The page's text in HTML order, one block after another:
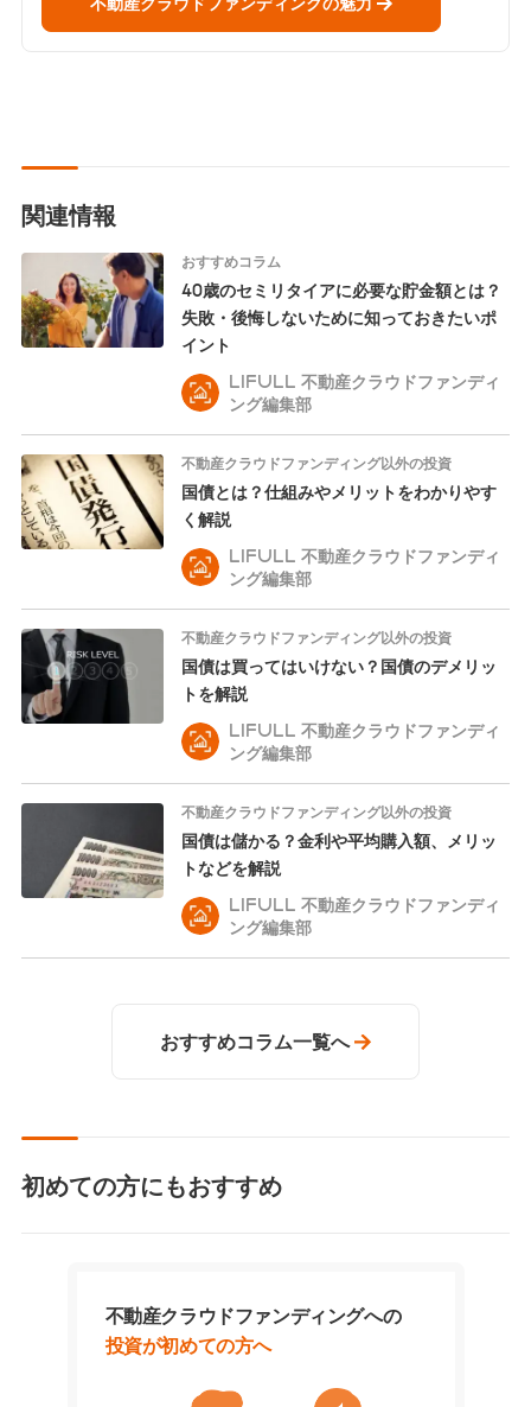
関連情報
おすすめコラム
40歳のセミリタイアに必要な貯金額とは？
失敗・後悔しないために知っておきたいポ
イント
LIFULL 不動産クラウドファンディ
ング編集部
不動産クラウドファンディング以外の投資
国債とは？仕組みやメリットをわかりやす
く解説
LIFULL 不動産クラウドファンディ
ング編集部
不動産クラウドファンディング以外の投資
国債は買ってはいけない？国債のデメリッ
トを解説
LIFULL 不動産クラウドファンディ
ング編集部
不動産クラウドファンディング以外の投資
国債は儲かる？金利や平均購入額、メリッ
トなどを解説
LIFULL 不動産クラウドファンディ
ング編集部
おすすめコラム一覧へ
初めての方にもおすすめ
不動産クラウドファンディングへの
投資が初めての方へ